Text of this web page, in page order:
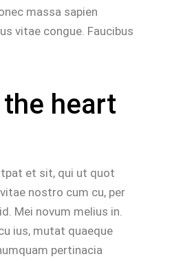
massa sapien
vitae congue. Faucibus
heart
et sit, qui ut quot
nostro cum cu, per
Mei novum melius in.
ius, mutat quaeque
pertinacia